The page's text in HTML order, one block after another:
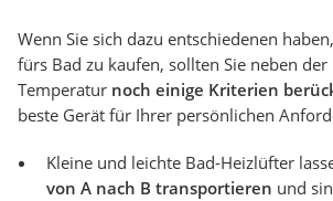
Wenn Sie sich dazu entschiedenen
fürs Bad zu kaufen, sollten Sie neben
Temperatur noch einige Kriterien
beste Gerät für Ihrer persönlichen
Kleine und leichte Bad-Heizlüfter
von A nach B transportieren und